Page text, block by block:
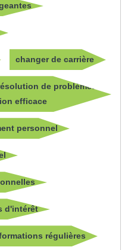
changer de carrière
de problèmes
efficace
personnel
d'intérêt
régulières